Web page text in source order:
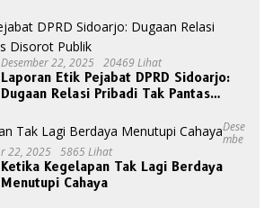
Desember 22, 2025 20469 Lihat
Laporan Etik Pejabat DPRD Sidoarjo:
Dugaan Relasi Pribadi Tak Pantas
Dese
Mbe
R 22, 2025 5865 Lihat
Ketika Kegelapan Tak Lagi Berdaya
Menutupi Cahaya